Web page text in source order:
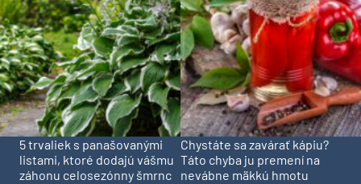
5 trvaliek s panašovanými
listami, ktoré dodajú vášmu
záhonu celosezónny šmrnc
Chystáte sa zavárať kápiu?
Táto chyba ju premení na
nevábne mäkkú hmotu